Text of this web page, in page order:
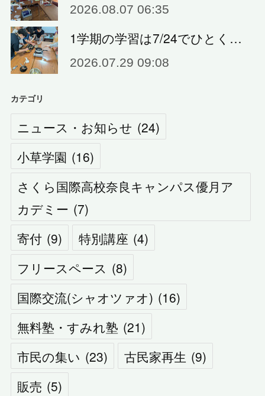
2026.08.07 06:35
1学期の学習は7/24でひとく…
2026.07.29 09:08
カテゴリ
ニュース・お知らせ (24)
小草学園 (16)
さくら国際高校奈良キャンパス優月ア
カデミー (7)
寄付 (9) 特別講座 (4)
フリースペース (8)
国際交流(シャオツァオ) (16)
無料塾・すみれ塾 (21)
市民の集い (23) 古民家再生 (9)
販売 (5)